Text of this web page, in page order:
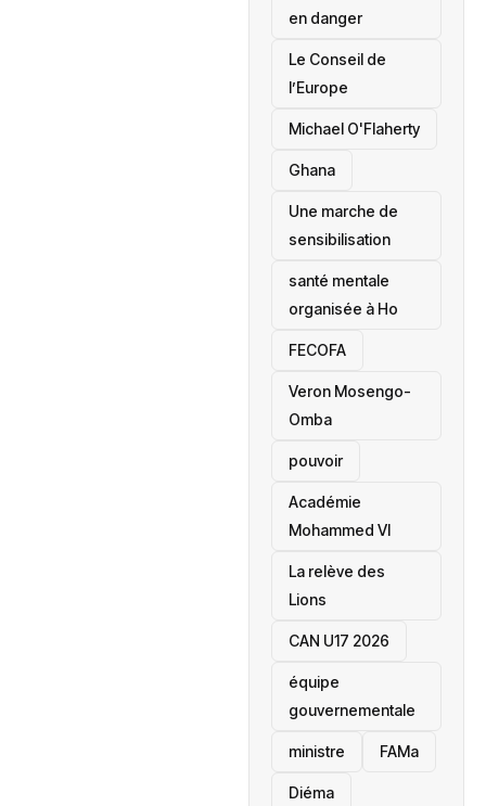
en danger
‎Le Conseil de
l’Europe
Michael O'Flaherty
‎Ghana
Une marche de
sensibilisation
santé mentale
organisée à Ho
‎FECOFA
Veron Mosengo-
Omba
pouvoir
Académie
Mohammed VI
La relève des
Lions
CAN U17 2026
équipe
gouvernementale
ministre FAMa
Diéma